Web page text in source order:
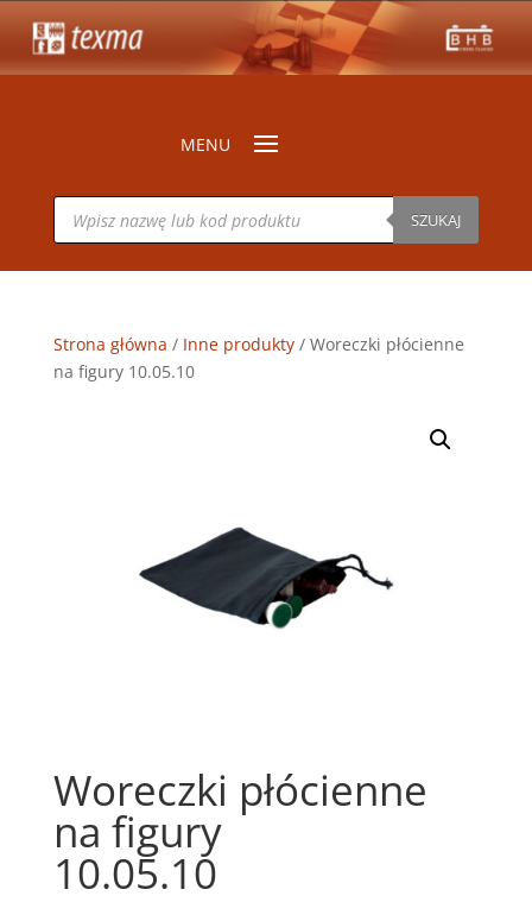
Wyszukiwarka
produktów SZUKAJ
Strona główna / Inne produkty/ Woreczki płócienne
na figury 10.05.10
Woreczki płócienne
na figury
10.05.10